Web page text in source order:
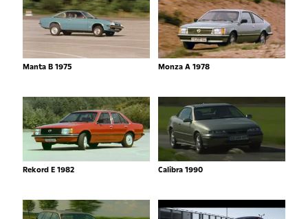
Manta B 1975 Monza A 1978
Rekord E 1982 Calibra 1990